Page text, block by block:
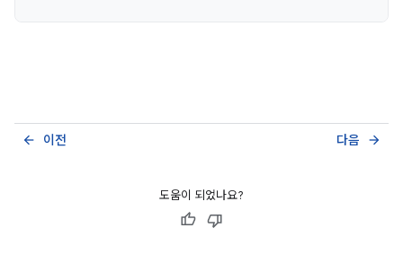
이전
arrow_back 다음 arrow_forward
도움이 되었나요?